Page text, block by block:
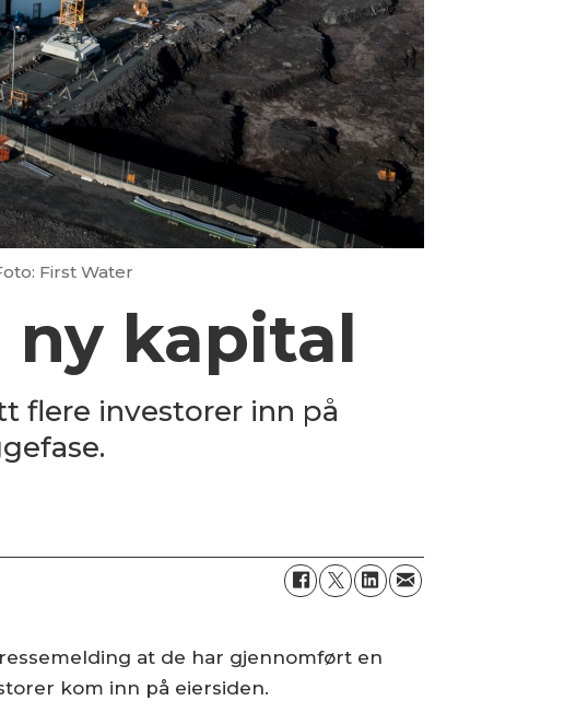
First Water
ny kapital
flere investorer inn på
at de har gjennomført en
kom inn på eiersiden.